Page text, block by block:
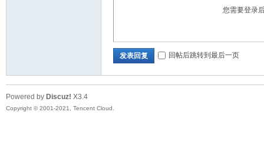
您需要登录
发表回复 回帖后跳转到最后一页
Powered by Discuz! X3.4
Copyright © 2001-2021, Tencent Cloud.